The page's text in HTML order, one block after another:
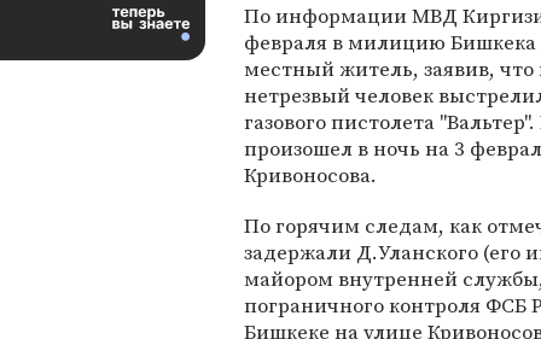
По информации МВД
февраля в милицию Бишкека
местный житель, заявив,
нетрезвый человек
газового пистолета
произошел в ночь на 3
Кривоносова.
По горячим следам, как
задержали Д.Уланского (его
майором внутренней
пограничного контроля ФСБ
Бишкеке на улице